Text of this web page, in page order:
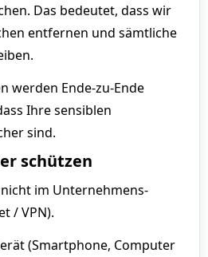
Das bedeutet, dass wir
entfernen und sämtliche
werden Ende-zu-Ende
Ihre sensiblen
sind.
schützen
im Unternehmens-
/ VPN).
(Smartphone, Computer